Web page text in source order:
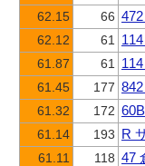
62.15
66
62.12
61
61.87
61
61.45
177
61.32
172
61.14
193 R
61.11
118 47